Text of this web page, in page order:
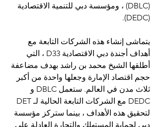
(DBLC) ، ومؤسسة دبي للتنمية الاقتصادية
(DEDC).
يتماشى إنشاء هذه الشركات التابعة مع
أهداف أجندة دبي الاقتصادية D33 ، التي
أطلقها الشيخ محمد بن راشد بهدف مضاعفة
حجم اقتصاد الإمارة وجعلها واحدة من أكبر
ثلاث مدن في العالم. ستعمل DBLC و
لتحقيق هذه الأهداف ، بينما ستركز مؤسسة
دبي لحماية المستهلك والتجارة العادلة على